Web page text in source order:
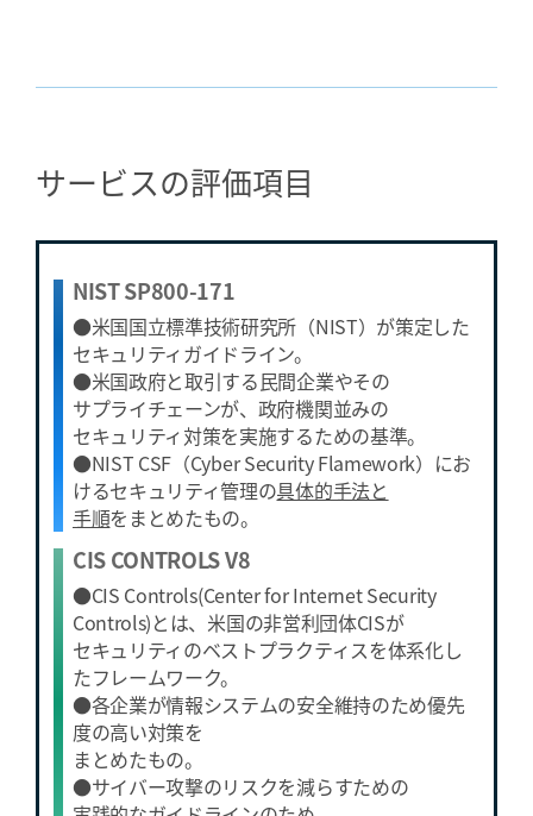
サービスの評価項目
NIST SP800-171
●米国国立標準技術研究所（NIST）が策定した
セキュリティガイドライン。
●米国政府と取引する民間企業やその
サプライチェーンが、政府機関並みの
セキュリティ対策を実施するための基準。
●NIST CSF（Cyber Security Flamework）にお
けるセキュリティ管理の具体的手法と
手順をまとめたもの。
CIS CONTROLS V8
●CIS Controls(Center for Internet Security
Controls)とは、米国の非営利団体CISが
セキュリティのベストプラクティスを体系化し
たフレームワーク。
●各企業が情報システムの安全維持のため優先
度の高い対策を
まとめたもの。
●サイバー攻撃のリスクを減らすための